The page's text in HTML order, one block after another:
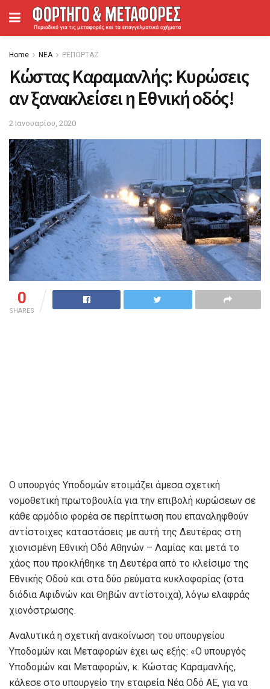
Home ΝΕΑ ΡΕΠΟΡΤΑΖ
Κώστας Καραμανλής: Κυρώσεις
αν ξανακλείσει η Εθνική οδός!
2 Ιανουαρίου, 2020
0
SHARES
Ο υπουργός Υποδομών ετοιμάζει άμεσα σχετική
νομοθετική πρωτοβουλία για την επιβολή κυρώσεων σε
κάθε αρμόδιο φορέα σε περίπτωση που επαναληφθούν
αντίστοιχες καταστάσεις με αυτή της Δευτέρας στη
χιονισμένη Εθνική Οδό Αθηνών – Λαμίας και μετά το
χάος που προκλήθηκε τη Δευτέρα από το κλείσιμο της
Εθνικής Οδού και στα δύο ρεύματα κυκλοφορίας (στα
διόδια Αφιδνών και Θηβών αντίστοιχα), λόγω ελαφράς
χιονόστρωσης.
Αναλυτικά η σχετική ανακοίνωση του υπουργείου
Υποδομών και Μεταφορών έχει ως εξής: «Ο υπουργός
Υποδομών και Μεταφορών, κ. Κώστας Καραμανλής,
κάλεσε στο υπουργείο την εταιρεία Νέα Οδό ΑΕ, για να